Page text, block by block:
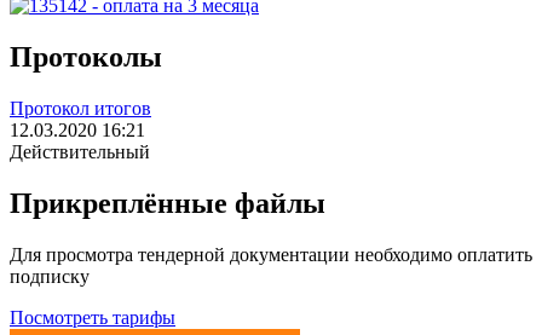
Протоколы
Протокол итогов
12.03.2020 16:21
Действительный
Прикреплённые файлы
Для просмотра тендерной документации необходимо оплатить
подписку
Посмотреть тарифы